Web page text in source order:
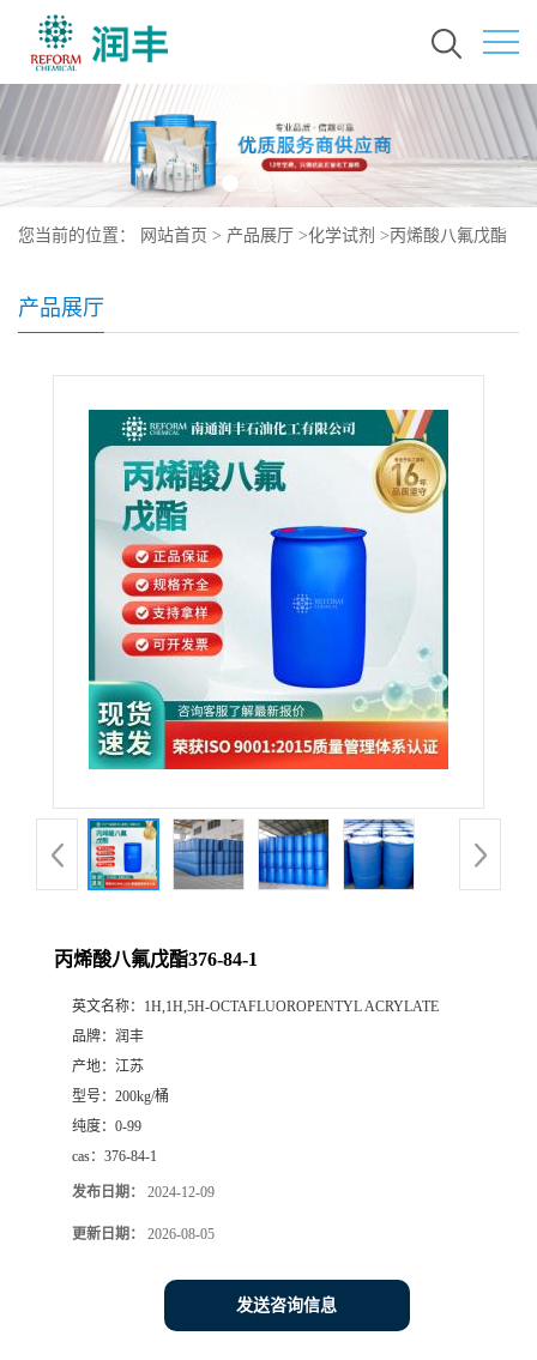
您当前的位置： 网站首页 > 产品展厅 >化学试剂 >丙烯酸八氟戊酯
产品展厅
丙烯酸八氟戊酯376-84-1
英文名称： 1H,1H,5H-OCTAFLUOROPENTYL ACRYLATE
品牌： 润丰
产地： 江苏
型号： 200kg/桶
纯度： 0-99
cas： 376-84-1
发布日期： 2024-12-09
更新日期： 2026-08-05
发送咨询信息